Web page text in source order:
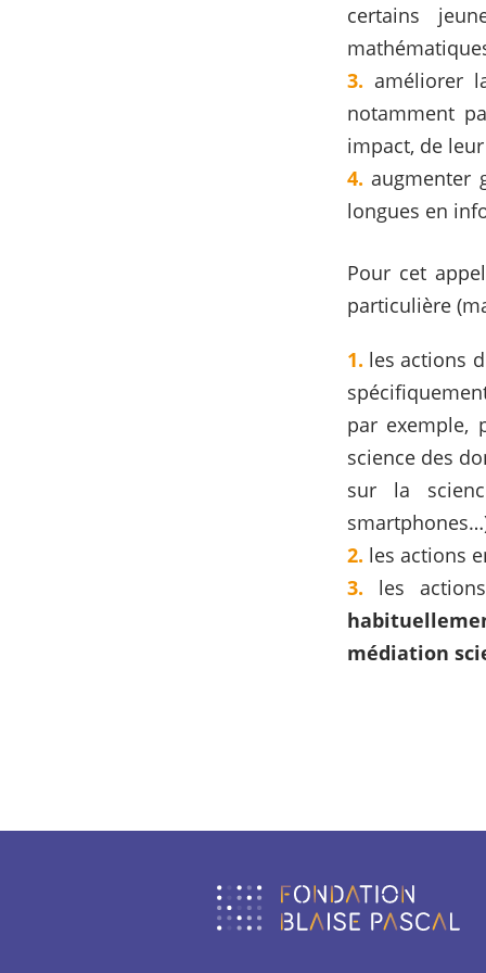
certains
améliorer
notamment
impact, de
augmenter
longues en
Pour cet
particulière
les actions
par exemple,
science des
sur la
les actions
les
médiation